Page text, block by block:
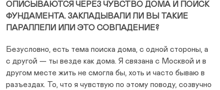
ОПИСЫВАЮТСЯ ЧЕРЕЗ ЧУВСТВО ДОМА И ПОИСК
ФУНДАМЕНТА. ЗАКЛАДЫВАЛИ ЛИ ВЫ ТАКИЕ
ПАРАЛЛЕЛИ ИЛИ ЭТО СОВПАДЕНИЕ?
Безусловно, есть тема поиска дома, с одной стороны, а
с другой — ты везде как дома. Я связана с Москвой и в
другом месте жить не смогла бы, хоть и часто бываю в
разъездах. То, что я чувствую по этому поводу, созвучно